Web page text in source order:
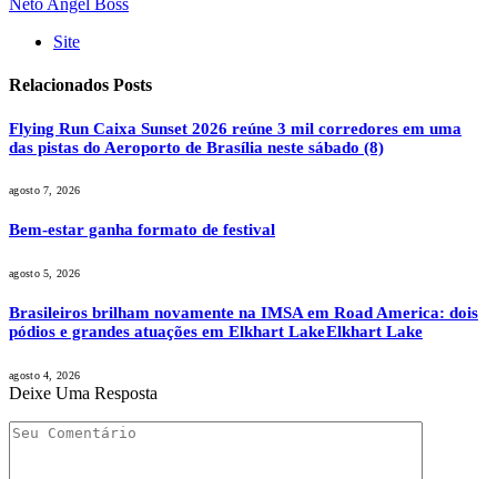
Neto Angel Boss
Site
Relacionados Posts
Flying Run Caixa Sunset 2026 reúne 3 mil corredores em uma
das pistas do Aeroporto de Brasília neste sábado (8)
agosto 7, 2026
Bem-estar ganha formato de festival
agosto 5, 2026
Brasileiros brilham novamente na IMSA em Road America: dois
pódios e grandes atuações em Elkhart Lake Elkhart Lake
agosto 4, 2026
Deixe Uma Resposta